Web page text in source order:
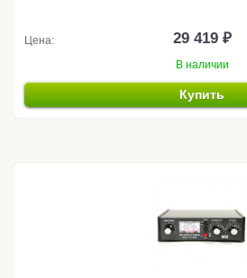
Цена: 29 419 ₽
В наличии
Купить